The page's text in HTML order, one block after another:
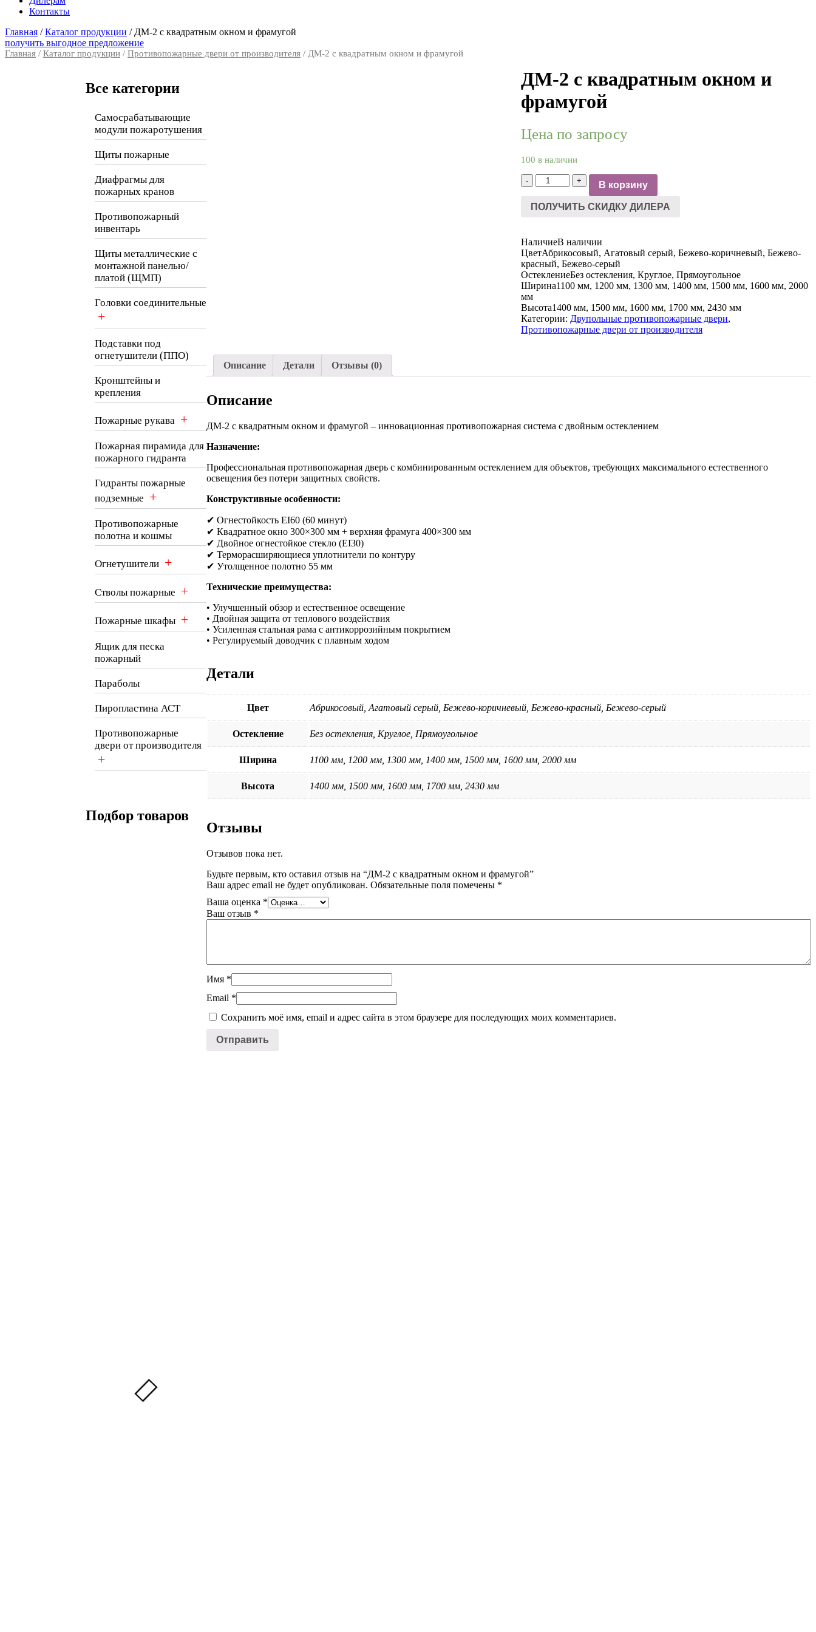
Контакты
Главная /Каталог продукции / ДМ-2 с квадратным окном и фрамугой
получить выгодное предложение
Главная / Каталог продукции / Противопожарные двери от производителя / ДМ-2 с квадратным окном и фрамугой
Все категории
Самосрабатывающие
модули пожаротушения
Щиты пожарные
Диафрагмы для
пожарных кранов
Противопожарный
инвентарь
Щиты металлические с
монтажной панелью/
платой (ЩМП)
Головки соединительные
+
Подставки под
огнетушители (ППО)
Кронштейны и
крепления
Пожарные рукава +
Пожарная пирамида для
пожарного гидранта
Гидранты пожарные
подземные +
Противопожарные
полотна и кошмы
Огнетушители +
Стволы пожарные +
Пожарные шкафы +
Ящик для песка
пожарный
Параболы
Пиропластина АСТ
Противопожарные
двери от производителя
+
Подбор товаров
ДМ-2 с квадратным окном и
фрамугой
Цена по запросу
100 в наличии
-
Количество
товара
ДМ-2
с
и
фрамугой
+ В корзину
ПОЛУЧИТЬ СКИДКУ ДИЛЕРА
НаличиеВ наличии
ЦветАбрикосовый, Агатовый серый, Бежево-коричневый, Бежево-
красный, Бежево-серый
ОстеклениеБез остекления, Круглое, Прямоугольное
Ширина1100 мм, 1200 мм, 1300 мм, 1400 мм, 1500 мм, 1600 мм, 2000
мм
Высота1400 мм, 1500 мм, 1600 мм, 1700 мм, 2430 мм
Категории: Двупольные противопожарные двери,
Противопожарные двери от производителя
Описание Детали Отзывы (0)
Описание
ДМ-2 с квадратным окном и фрамугой – инновационная противопожарная система с двойным остеклением
Назначение:
Профессиональная противопожарная дверь с комбинированным остеклением для объектов, требующих максимального естественного
освещения без потери защитных свойств.
Конструктивные особенности:
✔ Огнестойкость EI60 (60 минут)
✔ Квадратное окно 300×300 мм + верхняя фрамуга 400×300 мм
✔ Двойное огнестойкое стекло (EI30)
✔ Терморасширяющиеся уплотнители по контуру
✔ Утолщенное полотно 55 мм
Технические преимущества:
• Улучшенный обзор и естественное освещение
• Двойная защита от теплового воздействия
• Усиленная стальная рама с антикоррозийным покрытием
• Регулируемый доводчик с плавным ходом
Детали
Цвет Абрикосовый, Агатовый серый, Бежево-коричневый, Бежево-красный, Бежево-серый
Остекление Без остекления, Круглое, Прямоугольное
Ширина 1100 мм, 1200 мм, 1300 мм, 1400 мм, 1500 мм, 1600 мм, 2000 мм
Высота 1400 мм, 1500 мм, 1600 мм, 1700 мм, 2430 мм
Отзывы
Отзывов пока нет.
Будьте первым, кто оставил отзыв на “ДМ-2 с квадратным окном и фрамугой”
Ваш адрес email не будет опубликован. Обязательные поля помечены *
Ваша оценка *
Ваш отзыв *
Имя *
Email *
Сохранить моё имя, email и адрес сайта в этом браузере для последующих моих комментариев.